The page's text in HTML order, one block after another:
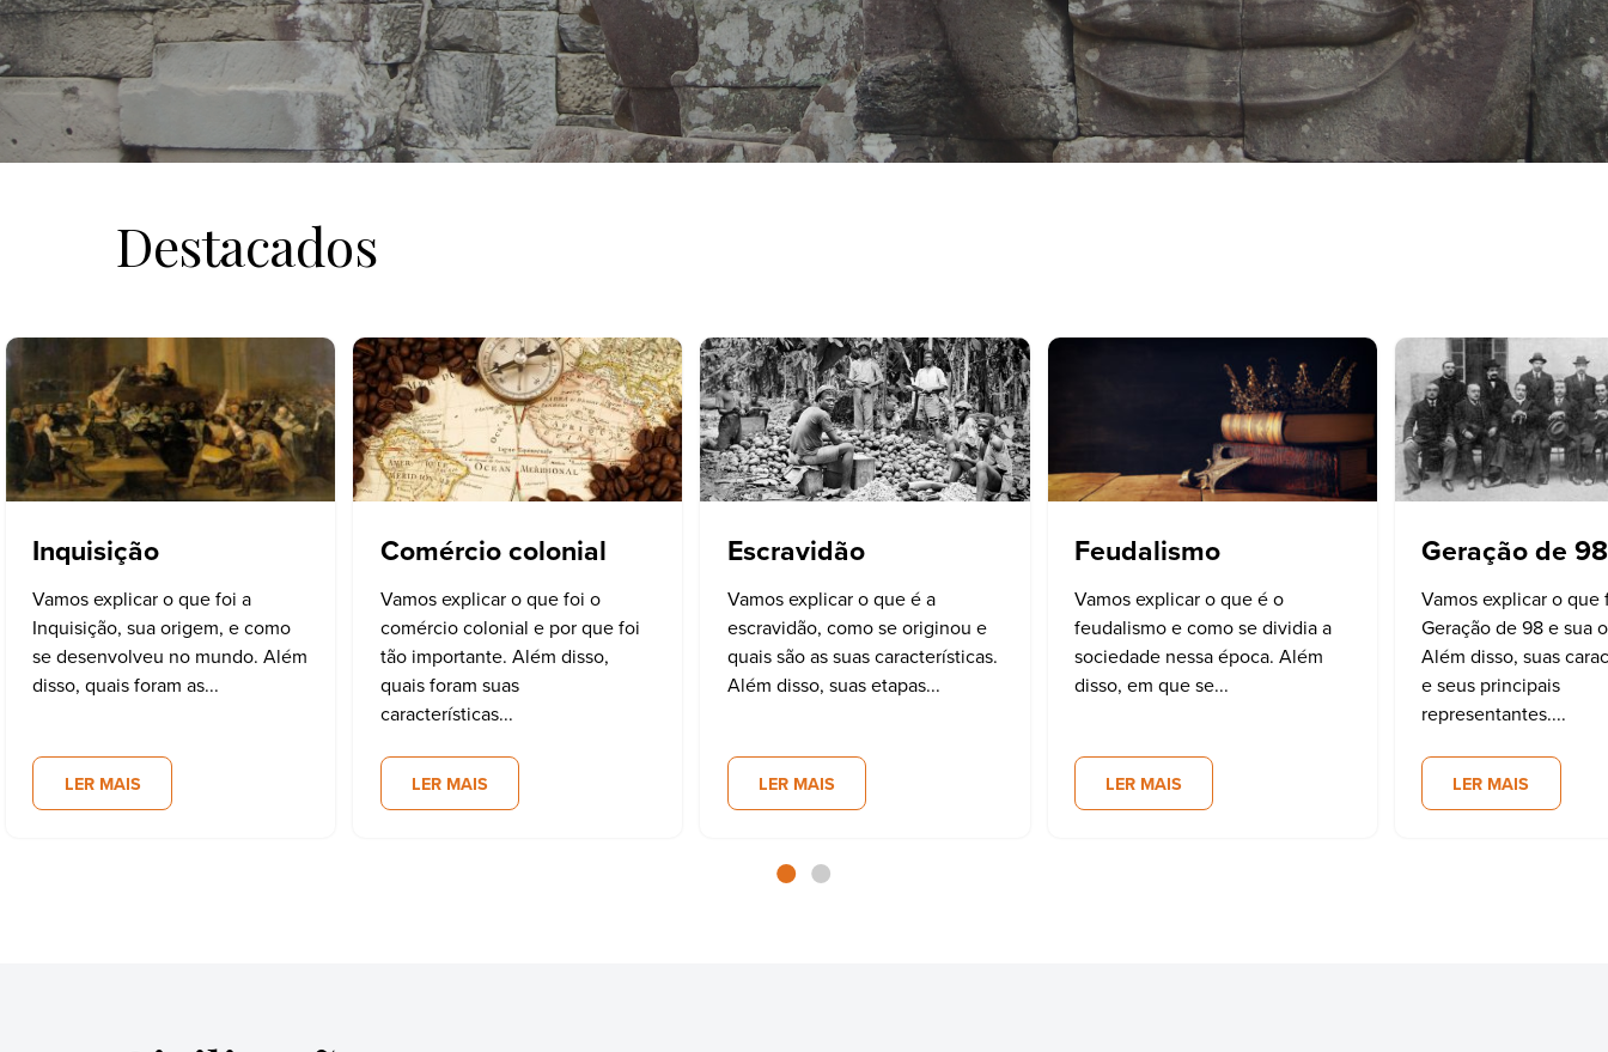
Destacados
Inquisição
Vamos explicar o que foi a
Inquisição, sua origem, e como
se desenvolveu no mundo. Além
disso, quais foram as...
LER MAIS
Comércio colonial
Vamos explicar o que foi o
comércio colonial e por que foi
tão importante. Além disso,
quais foram suas
características...
LER MAIS
Escravidão
Vamos explicar o que é a
escravidão, como se originou e
quais são as suas características.
Além disso, suas etapas...
LER MAIS
Feudalismo
Vamos explicar o que é o
feudalismo e como se dividia a
sociedade nessa época. Além
disso, em que se...
LER MAIS
Geração de 98
Vamos explicar o que
Geração de 98 e sua
Além disso, suas
e seus principais
representantes....
LER MAIS